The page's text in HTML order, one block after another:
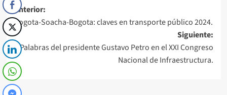
Navegación
de
entradas
Anterior:
Bogota-Soacha-Bogota: claves en transporte público 2024.
Siguiente:
Palabras del presidente Gustavo Petro en el XXI Congreso
Nacional de Infraestructura.